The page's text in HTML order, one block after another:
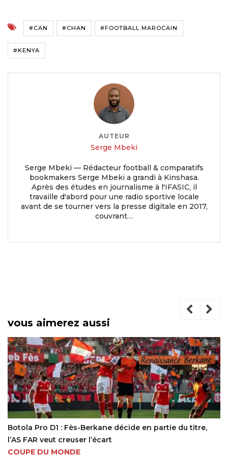
#CAN #CHAN #FOOTBALL MAROCAIN
#KENYA
AUTEUR
Serge Mbeki
Serge Mbeki — Rédacteur football & comparatifs
bookmakers Serge Mbeki a grandi à Kinshasa.
Après des études en journalisme à l'IFASIC, il
travaille d'abord pour une radio sportive locale
avant de se tourner vers la presse digitale en 2017,
couvrant…
vous aimerez aussi
Botola Pro D1 : Fès-Berkane décide en partie du titre,
l’AS FAR veut creuser l’écart
COUPE DU MONDE